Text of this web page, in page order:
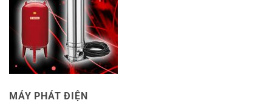
MÁY PHÁT ĐIỆN